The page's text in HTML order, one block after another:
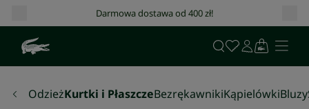
Darmowa dostawa od 400 zł!
OdzieżKurtki i PłaszczeBezrękawnikiKąpielówkiBluzy